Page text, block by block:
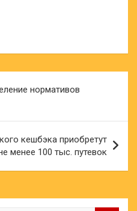
нормативов
кешбэка приобретут
менее 100 тыс. путевок